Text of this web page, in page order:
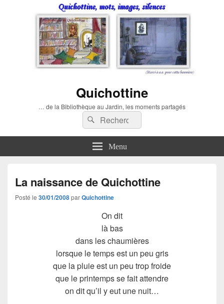
Quichottine
… de la Bibliothèque au Jardin, les moments partagés
Recherche :
Rechercher
Menu
La naissance de Quichottine
Posté le 30/01/2008parQuichottine
On dit
là bas
dans les chaumières
lorsque le temps est un peu gris
que la pluie est un peu trop froide
que le printemps se fait attendre
on dit qu’il y eut une nuit…